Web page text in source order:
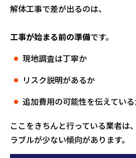
解体工事で差が出るのは、
工事が始まる前の準備です。
現地調査は丁寧か
リスク説明があるか
追加費用の可能性を伝えてい
ここをきちんと行っている業者は
ラブルが少ない傾向があります。